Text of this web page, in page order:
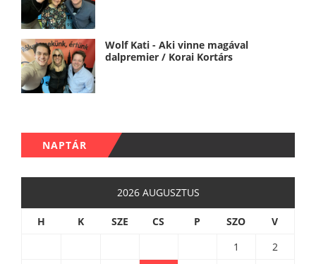
Wolf Kati - Aki vinne magával
dalpremier / Korai Kortárs
NAPTÁR
2026 AUGUSZTUS
H K SZE CS P SZO
V
1
2